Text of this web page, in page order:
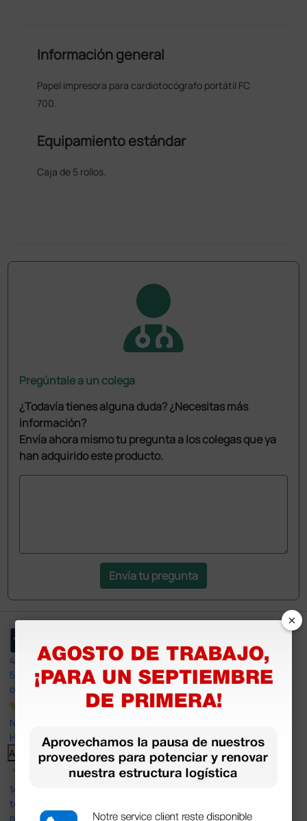
Información general
Papel impresora para cardiotocógrafo portátil FC
700.
Equipamiento estándar
Caja de 5 rollos.
Pregúntale a un colega
¿Todavía tienes alguna duda? ¿Necesitas más
información?
Envía ahora mismo tu pregunta a los colegas que ya
han adquirido este producto.
Envía tu pregunta
4,4
597
opiniones
Nuestras reseñas de 4 y 5 estrellas.
Haga clic aquí para leerlos todos >
Anterior Siguiente
14 Jul 2026
todo correcto. podria señalar que un poco caro los portes y el
plazo de entrega se alarga.
×